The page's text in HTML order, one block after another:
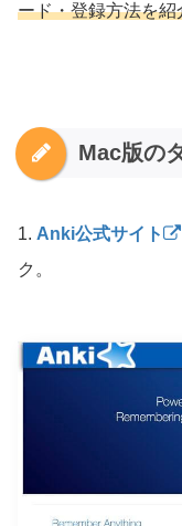
ード・登録方法を紹
Mac版の
1. Anki公式サイト
ク。